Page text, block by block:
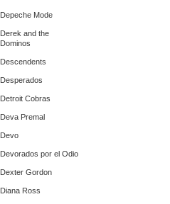
Depeche Mode
Derek and the
Dominos
Descendents
Desperados
Detroit Cobras
Deva Premal
Devo
Devorados por el Odio
Dexter Gordon
Diana Ross